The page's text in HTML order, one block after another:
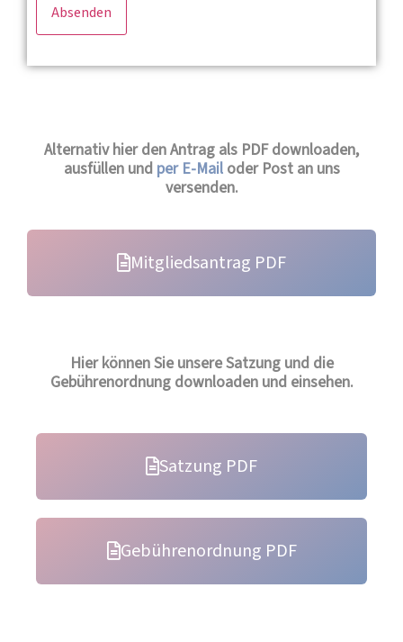
Alternativ hier den Antrag als PDF downloaden,
ausfüllen und per E-Mailoder Post an uns
versenden.
Mitgliedsantrag PDF
Hier können Sie unsere Satzung und die
Gebührenordnung downloaden und einsehen.
Satzung PDF
Gebührenordnung PDF